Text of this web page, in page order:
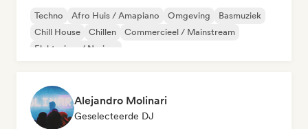
Techno Afro Huis / Amapiano Omgeving
Basmuziek
Chill House
Chillen
Commercieel / Mainstream
Elektrojazz / Nu-jazz
Alejandro Molinari
Geselecteerde DJ